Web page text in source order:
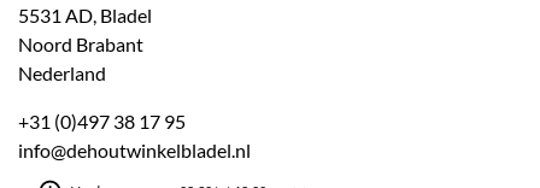
5531 AD, Bladel
Noord Brabant
Nederland
+31 (0)497 38 17 95
info@dehoutwinkelbladel.nl